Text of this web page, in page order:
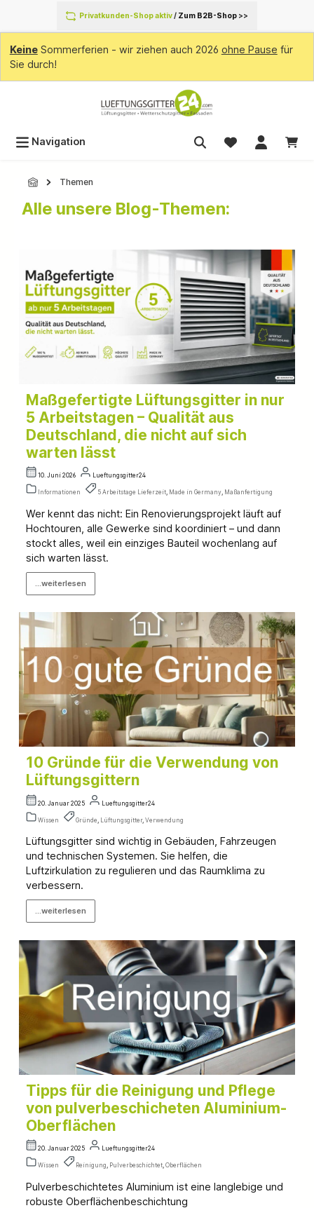
springen Privatkunden-Shop aktiv/ Zum B2B-Shop >>
KeineSommerferien - wir ziehen auch 2026 ohne Pause für
Sie durch!
Navigation
Themen
Alle unsere Blog-Themen:
Maßgefertigte Lüftungsgitter in nur
5 Arbeitstagen – Qualität aus
Deutschland, die nicht auf sich
warten lässt
10. Juni 2026 Lueftungsgitter24
Informationen 5 Arbeitstage Lieferzeit, Made in Germany, Maßanfertigung
Wer kennt das nicht: Ein Renovierungsprojekt läuft auf
Hochtouren, alle Gewerke sind koordiniert – und dann
stockt alles, weil ein einziges Bauteil wochenlang auf
sich warten lässt.
...weiterlesen
10 Gründe für die Verwendung von
Lüftungsgittern
20. Januar 2025 Lueftungsgitter24
Wissen Gründe Lüftungsgitter, Verwendung
Lüftungsgitter sind wichtig in Gebäuden, Fahrzeugen
und technischen Systemen. Sie helfen, die
Luftzirkulation zu regulieren und das Raumklima zu
verbessern.
...weiterlesen
Tipps für die Reinigung und Pflege
von pulverbeschicheten Aluminium-
Oberflächen
20. Januar 2025 Lueftungsgitter24
Wissen Reinigung , Pulverbeschichtet, Oberflächen
Pulverbeschichtetes Aluminium ist eine langlebige und
robuste Oberflächenbeschichtung